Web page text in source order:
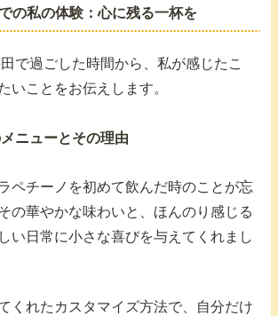
の私の体験：心に残る一杯を
で過ごした時間から、私が感じたこ
いことをお伝えします。
ニューとその理由
ペチーノを初めて飲んだ時のことが忘
の華やかな味わいと、ほんのり感じる
い日常に小さな喜びを与えてくれまし
くれたカスタマイズ方法で、自分だけ